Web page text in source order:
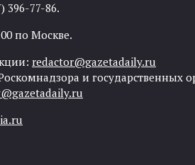
396-77-86.
по Москве.
redactor@gazetadaily.ru
и государственных